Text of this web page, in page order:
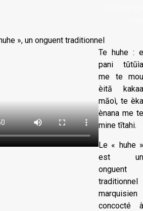
», un onguent traditionnel
Te huhe : e
pani tūtūìa
me te mou
èitā kakaa
māoì, te èka
ènana me te
mine tītahi.
Le « huhe »
est un
onguent
traditionnel
marquisien
concocté à